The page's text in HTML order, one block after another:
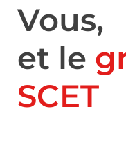
Vous,
et le
SCET